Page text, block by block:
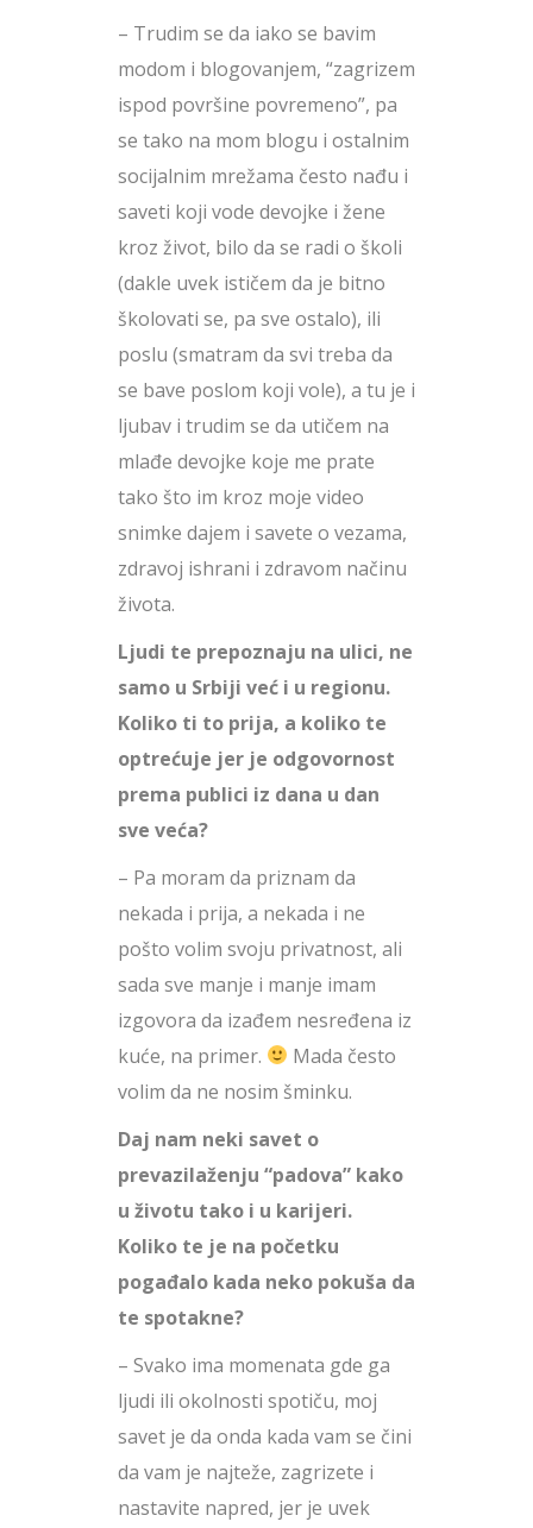
– Trudim se da iako se bavim
modom i blogovanjem, “zagrizem
ispod površine povremeno”, pa
se tako na mom blogu i ostalnim
socijalnim mrežama često nađu i
saveti koji vode devojke i žene
kroz život, bilo da se radi o školi
(dakle uvek ističem da je bitno
školovati se, pa sve ostalo), ili
poslu (smatram da svi treba da
se bave poslom koji vole), a tu je i
ljubav i trudim se da utičem na
mlađe devojke koje me prate
tako što im kroz moje video
snimke dajem i savete o vezama,
zdravoj ishrani i zdravom načinu
života.
Ljudi te prepoznaju na ulici, ne
samo u Srbiji već i u regionu.
Koliko ti to prija, a koliko te
optrećuje jer je odgovornost
prema publici iz dana u dan
sve veća?
– Pa moram da priznam da
nekada i prija, a nekada i ne
pošto volim svoju privatnost, ali
sada sve manje i manje imam
izgovora da izađem nesređena iz
kuće, na primer.
Mada često
volim da ne nosim šminku.
Daj nam neki savet o
prevazilaženju “padova” kako
u životu tako i u karijeri.
Koliko te je na početku
pogađalo kada neko pokuša da
te spotakne?
– Svako ima momenata gde ga
ljudi ili okolnosti spotiču, moj
savet je da onda kada vam se čini
da vam je najteže, zagrizete i
nastavite napred, jer je uvek